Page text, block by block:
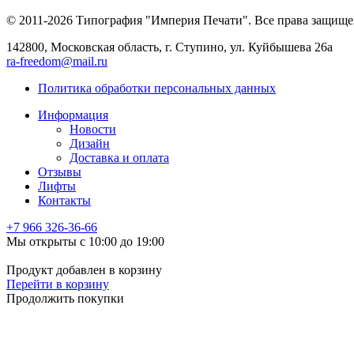
© 2011-2026 Типография "Империя Печати". Все права
142800, Московская область, г. Ступино, ул. Куйбышева 26а
ra-freedom@mail.ru
Политика обработки персональных данных
Информация
Новости
Дизайн
Доставка и оплата
Отзывы
Лифты
Контакты
+7 966 326-36-66
Мы открыты с 10:00 до 19:00
Продукт добавлен в корзину
Перейти в корзину
Продолжить покупки